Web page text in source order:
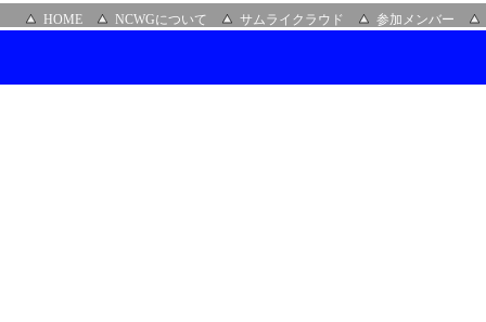
HOME NCWGについて サムライクラウド 参加メンバー